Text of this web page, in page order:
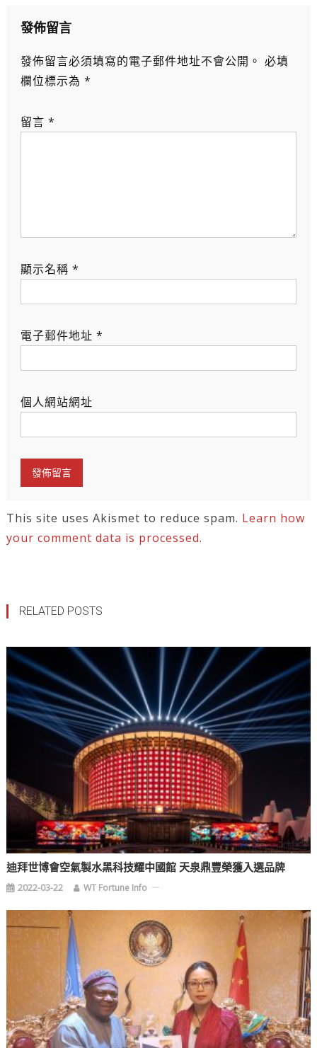
覽發佈留言
發佈留言必須填寫的電子郵件地址不會公開。 必填
欄位標示為 *
留言 *
顯示名稱 *
電子郵件地址 *
個人網站網址
This site uses Akismet to reduce spam. Learn how
your comment data is processed.
RELATED POSTS
迪拜世博會空氣製水黑科技耀中國館 天泉鼎豐榮獲入選品牌
2022-03-22 WT Fortune Info